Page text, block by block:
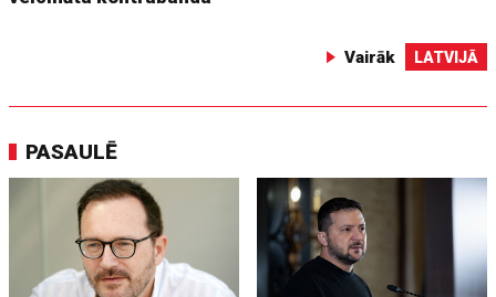
Vairāk LATVIJĀ
PASAULĒ